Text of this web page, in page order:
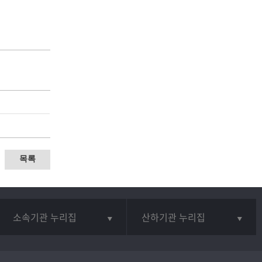
목록
소속기관 누리집 산하기관 누리집